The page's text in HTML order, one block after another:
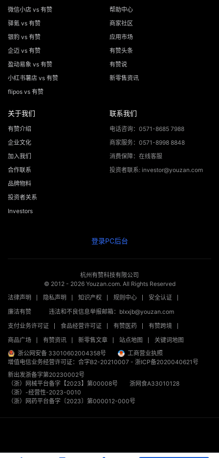
微信小店 vs 有赞
驿氪 vs 有赞
银豹 vs 有赞
企迈 vs 有赞
盈动易象 vs 有赞
小红书薯店 vs 有赞
flipos vs 有赞
帮助中心
商家社区
应用市场
有赞头条
有赞说
新零售资讯
关于我们
有赞介绍
企业文化
加入我们
合作联系
品牌物料
投资者关系
Investors
联系我们
电话咨询：0571-8685 7988
商家服务：0571-8998 8848
消费保障：在线客服
投资者联系: investor@youzan.com
登录PC后台
杭州有赞科技有限公司
© 2012 - 2026Youzan.com. All Rights Reserved
法律声明
隐私声明 知识产权 规则中心
安全认证
廉洁有赞
违法和不良信息举报邮箱：blxxjb@youzan.com
支付业务许可证
食品经营许可证 有赞医药
有赞跨境
商品广场
有赞资讯 新零售文章 站点地图
关键词地图
浙公网安备 33010602004358号
工商营业执照
增值电信业务经营许可证：合字B2-20210007 - 浙ICP备2020040621号
新出发浙备字第20230002号
（浙）网械平台备字【2023】第00008号
浙网食A33010128
（浙）-经营性-2023-0010
（浙）网药平台备字〔2023〕第000012-000号